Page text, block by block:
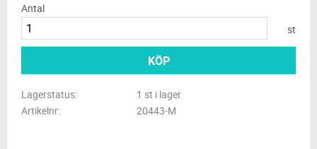
Antal
st
KÖP
Lagerstatus
1 st i lager
Artikelnr
20443-M